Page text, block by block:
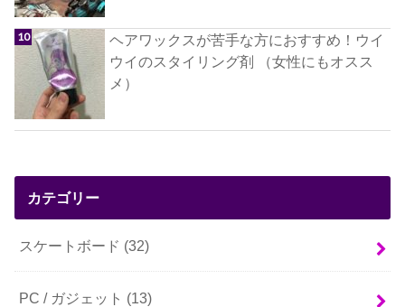
ヘアワックスが苦手な方におすすめ！ウイ
ウイのスタイリング剤 （女性にもオスス
メ）
カテゴリー
スケートボード (32)
PC / ガジェット (13)